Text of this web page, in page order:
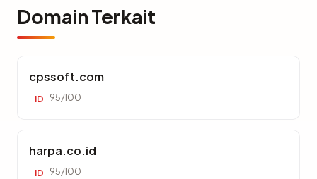
Domain Terkait
cpssoft.com
ID 95/100
harpa.co.id
ID 95/100